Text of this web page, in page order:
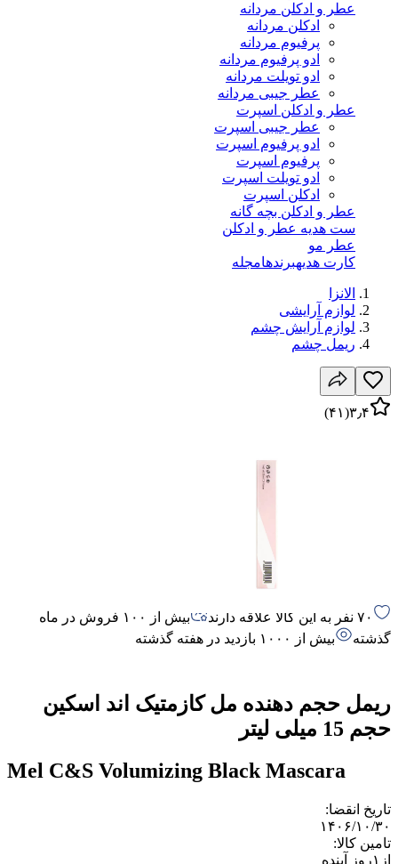
عطر و ادکلن مردانه
ادکلن مردانه
پرفیوم مردانه
ادو پرفیوم مردانه
ادو تویلت مردانه
عطر جیبی مردانه
عطر و ادکلن اسپرت
عطر جیبی اسپرت
ادو پرفیوم اسپرت
پرفیوم اسپرت
ادو تویلت اسپرت
ادکلن اسپرت
عطر و ادکلن بچه گانه
ست هدیه عطر و ادکلن
عطر مو
کارت هدیهبرندهامجله
الانزا
لوازم آرایشی
لوازم آرایش چشم
ریمل چشم
۳٫۴(۴۱)
۷۰ نفر به این کالا علاقه دارند
بیش از ۱۰۰ فروش در ماه
گذشته
بیش از ۱۰۰۰ بازدید در هفته گذشته
ریمل حجم دهنده مل کازمتیک اند اسکین
حجم 15 میلی لیتر
Mel C&S Volumizing Black Mascara
تاریخ انقضا:
۱۴۰۶/۱۰/۳۰
تامین کالا:
از ۱روز آینده